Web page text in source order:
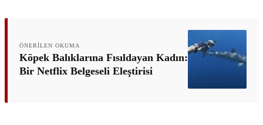
ÖNERILEN OKUMA
Köpek Balıklarına Fısıldayan Kadın:
Bir Netflix Belgeseli Eleştirisi